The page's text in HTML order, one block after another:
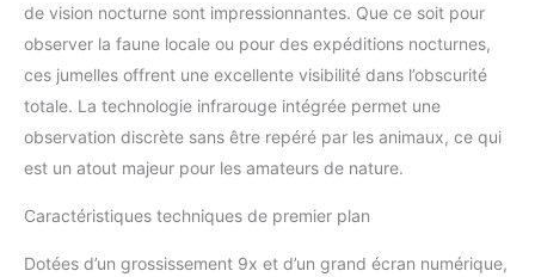
grossissement optique
intégré de 3x et zoom
numérique de 3x, vous
de 3x à 9x pour une
expérience de
visionnement optimale.
visualisation confortable
6,9 cm, convient
de vision nocturne sont impressionnantes. Que ce soit pour
observer la faune locale ou pour des expéditions nocturnes,
ces jumelles offrent une excellente visibilité dans l’obscurité
totale. La technologie infrarouge intégrée permet une
observation discrète sans être repéré par les animaux, ce qui
est un atout majeur pour les amateurs de nature.
Caractéristiques techniques de premier plan
Dotées d’un grossissement 9x et d’un grand écran numérique,